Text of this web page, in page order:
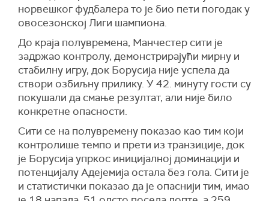
норвешког фудбалера то је био пети погодак у
овосезонској Лиги шампиона.
До краја полувремена, Манчестер сити је
задржао контролу, демонстрирајући мирну и
стабилну игру, док Борусија није успела да
створи озбиљну прилику. У 42. минуту гости су
покушали да смање резултат, али није било
конкретне опасности.
Сити се на полувремену показао као тим који
контролише темпо и прети из транзиције, док
је Борусија упркос иницијалној доминацији и
потенцијалу Адејемија остала без гола. Сити је
и статистички показао да је опаснији тим, имао